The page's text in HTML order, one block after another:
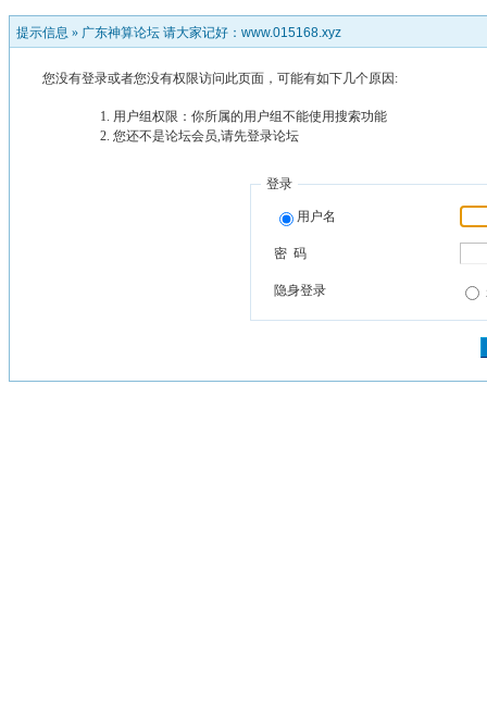
提示信息 » 广东神算论坛 请大家记好：www.015168.xyz
您没有登录或者您没有权限访问此页面，可能有如下几个原因:
用户组权限：你所属的用户组不能使用搜索功能
您还不是论坛会员,请先登录论坛
登录
用户名
密 码
隐身登录